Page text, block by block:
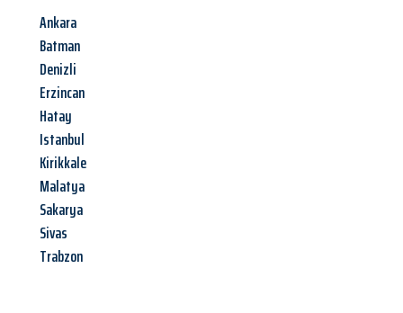
Ankara
Batman
Denizli
Erzincan
Hatay
Istanbul
Kirikkale
Malatya
Sakarya
Sivas
Trabzon